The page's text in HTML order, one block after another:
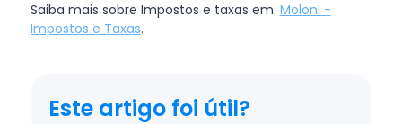
Saiba mais sobre Impostos e taxas em: Moloni -
Impostos e Taxas.
Este artigo foi útil?